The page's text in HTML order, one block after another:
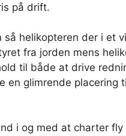
på drift.
helikopteren der i et
fra jorden mens
til både at drive
en glimrende
i og med at charter